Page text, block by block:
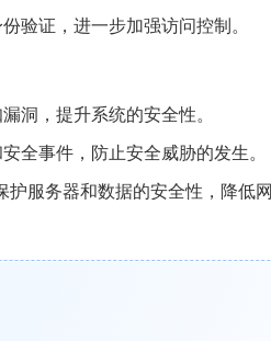
验证，进一步加强访问控制。
洞，提升系统的安全性。
全事件，防止安全威胁的发生。
服务器和数据的安全性，降低